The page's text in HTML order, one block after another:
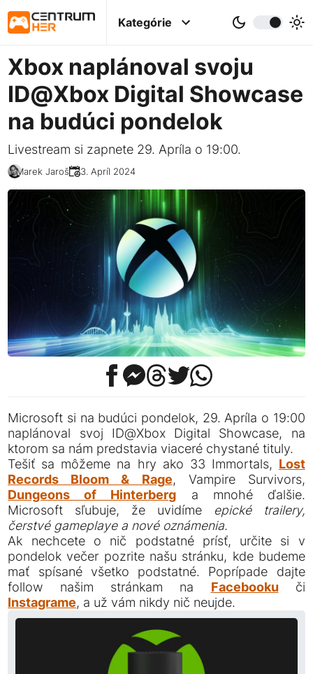
Kategórie
Xbox naplánoval svoju
ID@Xbox Digital Showcase
na budúci pondelok
Livestream si zapnete 29. Apríla o 19:00.
Marek Jaroš 23. Apríl 2024
Microsoft si na budúci pondelok, 29. Apríla o 19:00
naplánoval svoj ID@Xbox Digital Showcase, na
ktorom sa nám predstavia viaceré chystané tituly.
Tešiť sa môžeme na hry ako 33 Immortals, Lost
Records Bloom & Rage, Vampire Survivors,
Dungeons of Hinterberg a mnohé ďalšie.
Microsoft sľubuje, že uvidíme
epické trailery,
čerstvé gameplaye a nové oznámenia.
Ak nechcete o nič podstatné prísť, určite si v
pondelok večer pozrite našu stránku, kde budeme
mať spísané všetko podstatné. Poprípade dajte
follow našim stránkam na Facebookuči
Instagrame, a už vám nikdy nič neujde.